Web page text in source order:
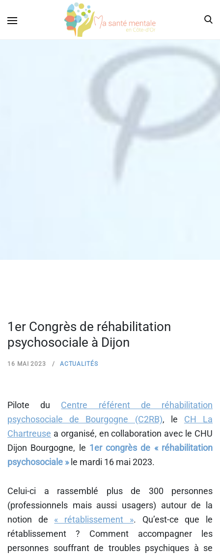
1er Congrès de réhabilitation
psychosociale à Dijon
16 MAI 2023 ACTUALITÉS
Pilote du Centre référent de réhabilitation
psychosociale de Bourgogne (C2RB), le CH La
Chartreuse a organisé, en collaboration avec le CHU
Dijon Bourgogne, le 1er congrès de « réhabilitation
psychosociale »le mardi 16 mai 2023.
Celui-ci a rassemblé plus de 300 personnes
(professionnels mais aussi usagers) autour de la
notion de « rétablissement ». Qu’est-ce que le
rétablissement ? Comment accompagner les
personnes souffrant de troubles psychiques à se